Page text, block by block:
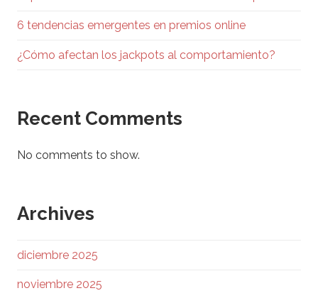
6 tendencias emergentes en premios online
¿Cómo afectan los jackpots al comportamiento?
Recent Comments
No comments to show.
Archives
diciembre 2025
noviembre 2025